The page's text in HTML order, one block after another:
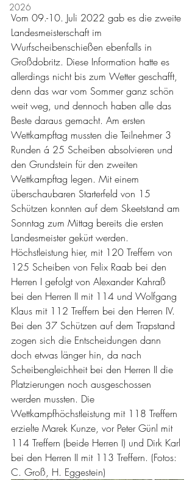
2026
Vom 09.-10. Juli 2022 gab es die zweite
Landesmeisterschaft im
Wurfscheibenschießen ebenfalls in
Großdobritz. Diese Information hatte es
allerdings nicht bis zum Wetter geschafft,
denn das war vom Sommer ganz schön
weit weg, und dennoch haben alle das
Beste daraus gemacht. Am ersten
Wettkampftag mussten die Teilnehmer 3
Runden á 25 Scheiben absolvieren und
den Grundstein für den zweiten
Wettkampftag legen. Mit einem
überschaubaren Starterfeld von 15
Schützen konnten auf dem Skeetstand am
Sonntag zum Mittag bereits die ersten
Landesmeister gekürt werden.
Höchstleistung hier, mit 120 Treffern von
125 Scheiben von Felix Raab bei den
Herren I gefolgt von Alexander Kahraß
bei den Herren II mit 114 und Wolfgang
Klaus mit 112 Treffern bei den Herren IV.
Bei den 37 Schützen auf dem Trapstand
zogen sich die Entscheidungen dann
doch etwas länger hin, da nach
Scheibengleichheit bei den Herren II die
Platzierungen noch ausgeschossen
werden mussten. Die
Wettkampfhöchstleistung mit 118 Treffern
erzielte Marek Kunze, vor Peter Günl mit
114 Treffern (beide Herren I) und Dirk Karl
bei den Herren II mit 113 Treffern. (Fotos:
C. Groß, H. Eggestein)